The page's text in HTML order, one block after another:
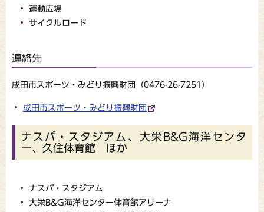
運動広場
サイクルロード
連絡先
成田市スポーツ・みどり振興財団（0476-26-7251）
成田市スポーツ・みどり振興財団
ナスパ・スタジアム、大栄B&G海洋センタ
ー、久住体育館 ほか
ナスパ・スタジアム
大栄B&G海洋センター体育館アリーナ